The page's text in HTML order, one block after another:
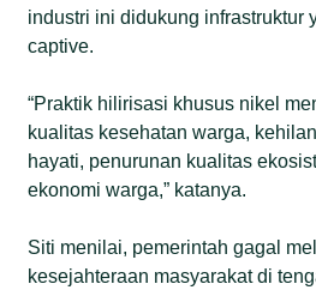
industri ini didukung infrastruktur
captive.
“Praktik hilirisasi khusus nikel
kualitas kesehatan warga,
hayati, penurunan kualitas
ekonomi warga,” katanya.
Siti menilai, pemerintah gagal
kesejahteraan masyarakat di